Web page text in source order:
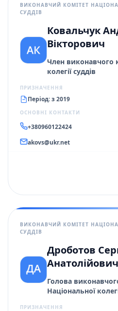
ВИКОНАВЧИЙ КОМІТЕТ
СУДДІВ
Ковальчук
Вікторович
Член виконавчого
колегії суддів
ПРИЗНАЧЕННЯ
Період: з 2019
ОСНОВНІ КОНТАКТИ
+380960122424
akovs@ukr.net
ВИКОНАВЧИЙ КОМІТЕТ
СУДДІВ
Дроботов
Анатолійович
Голова
Національної
ПРИЗНАЧЕННЯ